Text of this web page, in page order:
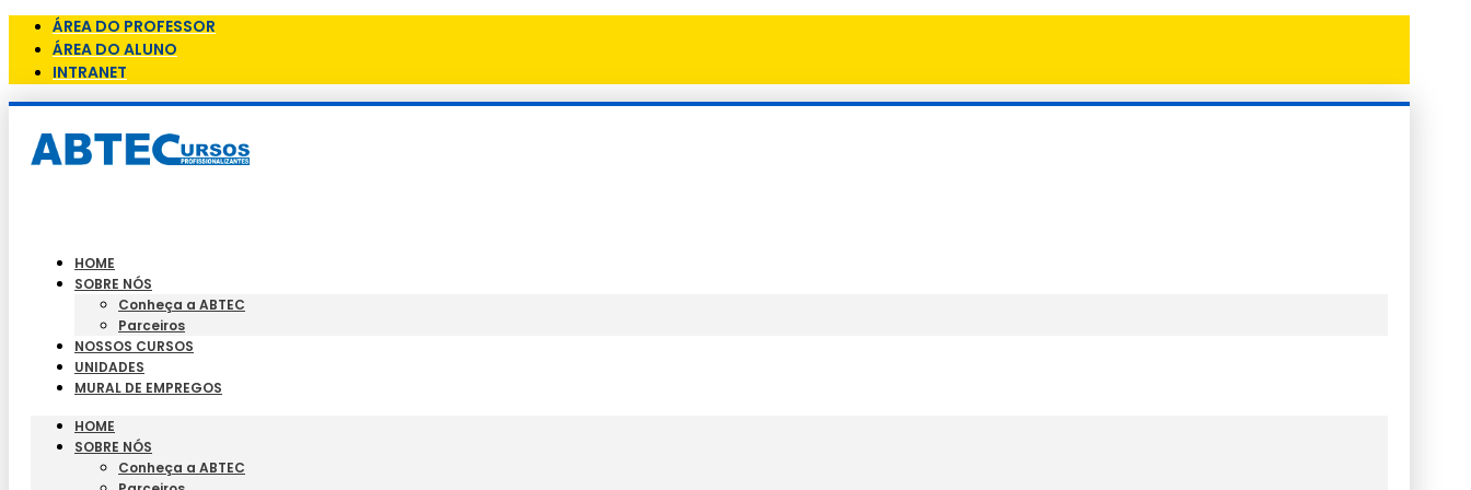
ÁREA DO PROFESSOR
ÁREA DO ALUNO
INTRANET
HOME
SOBRE NÓS
Conheça a ABTEC
Parceiros
NOSSOS CURSOS
UNIDADES
MURAL DE EMPREGOS
HOME
SOBRE NÓS
Conheça a ABTEC